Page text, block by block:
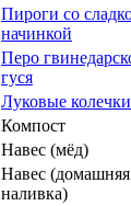
Пироги со
начинкой
Перо
гуся
Луковые колечки
Компост
Навес (мёд)
Навес (домашняя
наливка)